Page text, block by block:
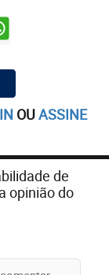
OUASSINE
de
opinião do